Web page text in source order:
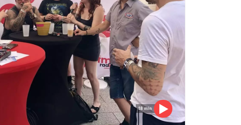
18 min